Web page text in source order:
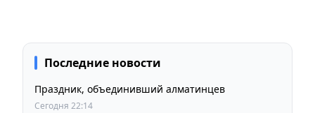
Последние новости
Праздник, объединивший алматинцев
Сегодня 22:14